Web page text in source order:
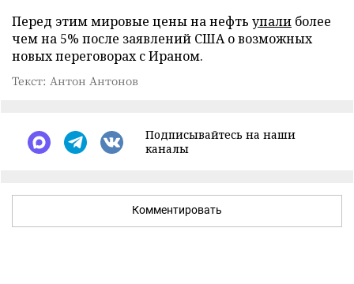
Перед этим мировые цены на нефть упали более
чем на 5% после заявлений США о возможных
новых переговорах с Ираном.
Текст: Антон Антонов
Подписывайтесь на наши
каналы
Комментировать